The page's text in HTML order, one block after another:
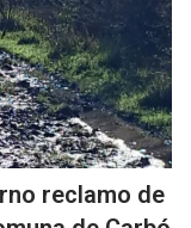
reclamo de